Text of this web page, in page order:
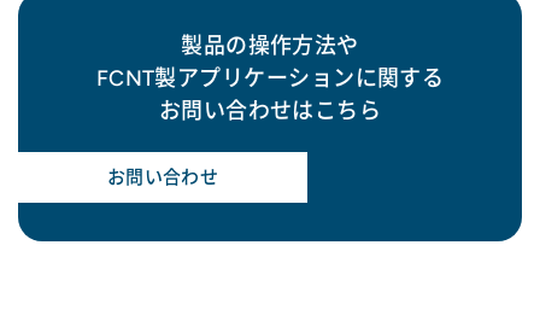
製品の操作方法や
FCNT製アプリケーションに関する
お問い合わせはこちら
お問い合わせ